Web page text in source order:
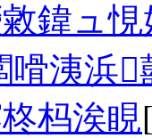
鍏ュ
嗗洟浜
杩涘睍